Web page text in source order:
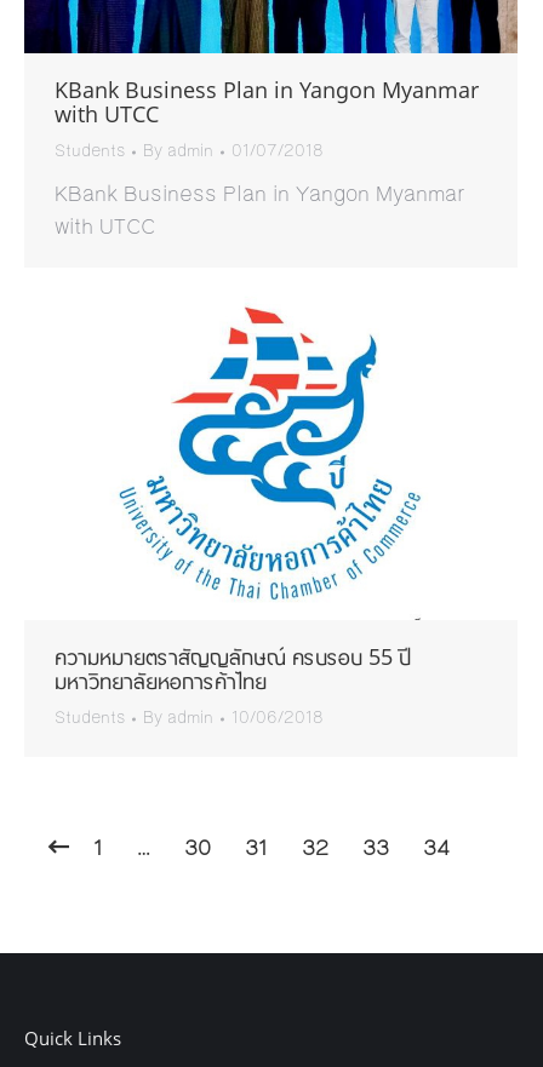
KBank Business Plan in Yangon Myanmar
with UTCC
Students By admin 01/07/2018
KBank Business Plan in Yangon Myanmar
with UTCC
ความหมายตราสัญญลักษณ์ ครบรอบ 55 ปี
มหาวิทยาลัยหอการค้าไทย
Students By admin 10/06/2018
1 … 30 31 32 33 34
Quick Links